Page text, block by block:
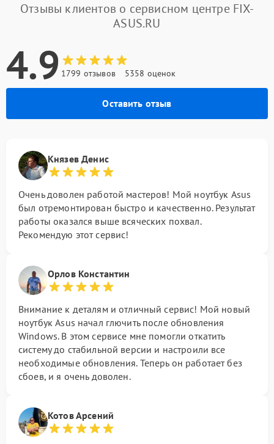
Отзывы клиентов о сервисном центре FIX-
ASUS.RU
4.9 1799 отзывов 5358 оценок
Оставить отзыв
Князев Денис
Очень доволен работой мастеров! Мой ноутбук Asus
был отремонтирован быстро и качественно. Результат
работы оказался выше всяческих похвал.
Рекомендую этот сервис!
Орлов Константин
Внимание к деталям и отличный сервис! Мой новый
ноутбук Asus начал глючить после обновления
Windows. В этом сервисе мне помогли откатить
систему до стабильной версии и настроили все
необходимые обновления. Теперь он работает без
сбоев, и я очень доволен.
Котов Арсений